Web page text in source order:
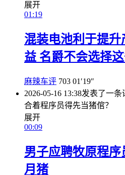
展开
01:19
混装电池利于提升
益 名爵不会选择
麻辣车评 703 01′19″
2026-05-16 13:38发表了一条
合着程序员得先当猪倌？
展开
00:09
男子应聘牧原程
月猪